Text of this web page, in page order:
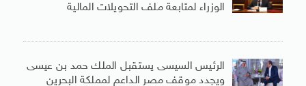
الوزراء لمتابعة ملف التحويلات المالية
الرئيس السيسى يستقبل الملك حمد بن عيسى
ويجدد موقف مصر الداعم لمملكة البحرين